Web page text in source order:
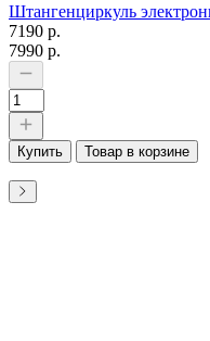
Штангенциркуль
7190 р.
7990 р.
Купить Товар в корзине